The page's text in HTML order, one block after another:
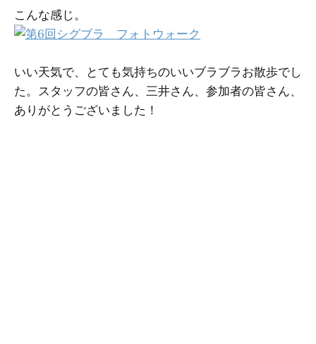
こんな感じ。
いい天気で、とても気持ちのいいブラブラお散歩でし
た。スタッフの皆さん、三井さん、参加者の皆さん、
ありがとうございました！